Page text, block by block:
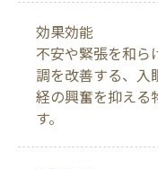
効果効能
不安や緊張を和ら
調を改善する、入
経の興奮を抑える
す。